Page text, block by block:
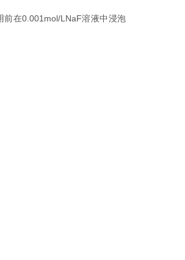
前在0.001mol/LNaF溶液中浸泡